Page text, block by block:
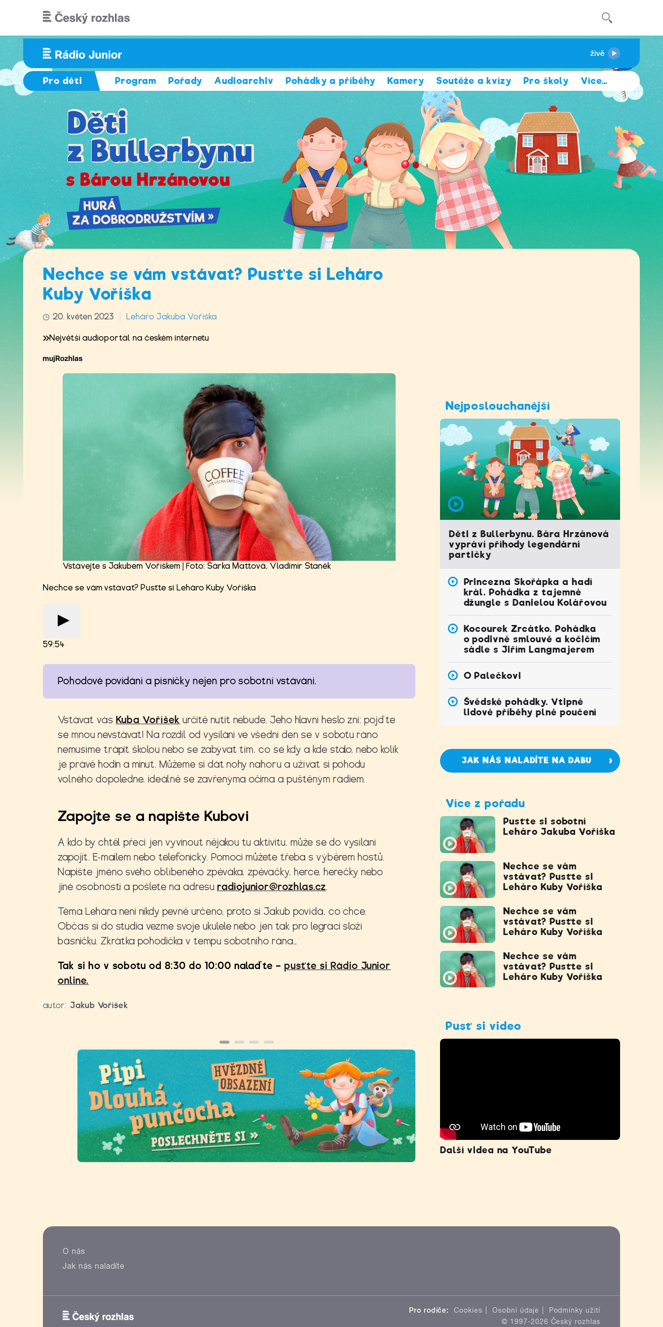
Pro děti Program Pořady Audioarchiv Pohádky a příběhy Kamery Soutěže a kvízy Pro školy Více…
Nechce se vám vstávat? Pusťte si Leháro
Kuby Voříška
20. květen 2023 Leháro Jakuba Voříška
Největší audioportál na českém internetu
Vstávejte s Jakubem Voříškem | Foto: Šárka Mattová, Vladimír Staněk
Nechce se vám vstávat? Pusťte si Leháro Kuby Voříška
59:54
Pohodové povídání a písničky nejen pro sobotní vstávání.
Vstávat vás Kuba Voříšek určitě nutit nebude. Jeho hlavní heslo zní: pojďte
se mnou nevstávat! Na rozdíl od vysílání ve všední den se v sobotu ráno
nemusíme trápit školou nebo se zabývat tím, co se kdy a kde stalo, nebo kolik
je právě hodin a minut. Můžeme si dát nohy nahoru a užívat si pohodu
volného dopoledne, ideálně se zavřenýma očima a puštěným rádiem.
Zapojte se a napište Kubovi
A kdo by chtěl přeci jen vyvinout nějakou tu aktivitu, může se do vysílání
zapojit. E-mailem nebo telefonicky. Pomoci můžete třeba s výběrem hostů.
Napište jméno svého oblíbeného zpěváka, zpěvačky, herce, herečky nebo
jiné osobnosti a pošlete na adresu radiojunior@rozhlas.cz.
Téma Lehára není nikdy pevně určeno, proto si Jakub povídá, co chce.
Občas si do studia vezme svoje ukulele nebo jen tak pro legraci složí
básničku. Zkrátka pohodička v tempu sobotního rána…
Tak si ho v sobotu od 8:30 do 10:00 nalaďte –pusťte si Rádio Junior
online.
autor: Jakub Voříšek
Nejposlouchanější
Děti z Bullerbynu. Bára Hrzánová
vypráví příhody legendární
partičky
Princezna Skořápka a hadí
král. Pohádka z tajemné
džungle s Danielou Kolářovou
Kocourek Zrcátko. Pohádka
o podivné smlouvě a kočičím
sádle s Jiřím Langmajerem
O Palečkovi
Švédské pohádky. Vtipné
lidové příběhy plné poučení
JAK NÁS NALADÍTE NA DABU
Více z pořadu
Pusťte si sobotní
Leháro Jakuba Voříška
Nechce se vám
vstávat? Pusťte si
Leháro Kuby Voříška
Nechce se vám
vstávat? Pusťte si
Leháro Kuby Voříška
Nechce se vám
vstávat? Pusťte si
Leháro Kuby Voříška
Pusť si video
Další videa na YouTube
O nás
Jak nás naladíte
Pro rodiče: Cookies Osobní údaje
Podmínky užití
© 1997-2026 Český rozhlas